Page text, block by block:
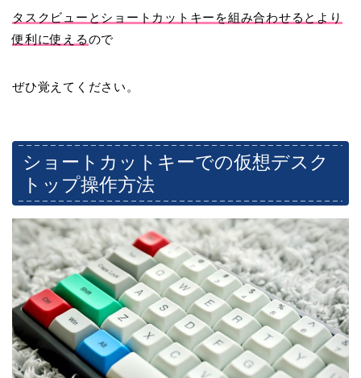
タスクビューとショートカットキーを組み合わせるとより
便利に使えるので
ぜひ覚えてください。
ショートカットキーでの仮想デスク
トップ操作方法